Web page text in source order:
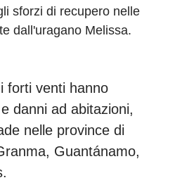
sforzi di recupero nelle
dall'uragano Melissa.
forti venti hanno
danni ad abitazioni,
nelle province di
Guantánamo,